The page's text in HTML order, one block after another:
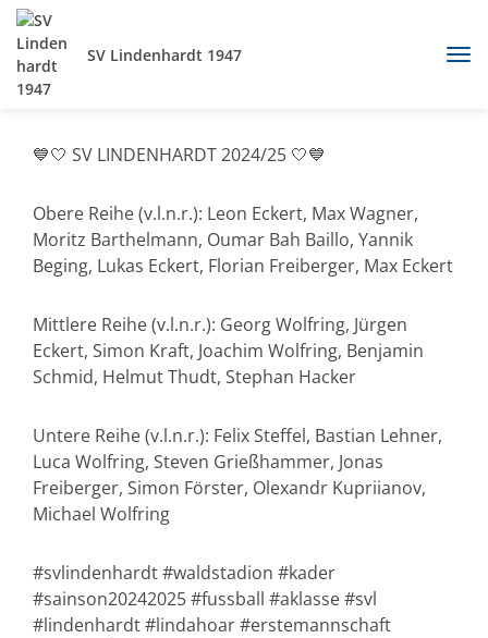
SV Lindenhardt 1947
💙🤍 SV LINDENHARDT 2024/25 🤍💙
Obere Reihe (v.l.n.r.): Leon Eckert, Max Wagner,
Moritz Barthelmann, Oumar Bah Baillo, Yannik
Beging, Lukas Eckert, Florian Freiberger, Max Eckert
Mittlere Reihe (v.l.n.r.): Georg Wolfring, Jürgen
Eckert, Simon Kraft, Joachim Wolfring, Benjamin
Schmid, Helmut Thudt, Stephan Hacker
Untere Reihe (v.l.n.r.): Felix Steffel, Bastian Lehner,
Luca Wolfring, Steven Grießhammer, Jonas
Freiberger, Simon Förster, Olexandr Kupriianov,
Michael Wolfring
#svlindenhardt #waldstadion #kader
#sainson20242025 #fussball #aklasse #svl
#lindenhardt #lindahoar #erstemannschaft